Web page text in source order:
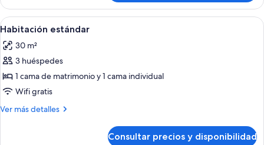
superior
Abrir
todas
las
fotos
de
Habitación
estándar
Una habitación de hotel con dos
6
Habitación estándar
30 m²
3 huéspedes
1 cama de matrimonio y 1 cama individual
Wifi gratis
Ver más detalles
Más
Consultar precios y disponibilidad